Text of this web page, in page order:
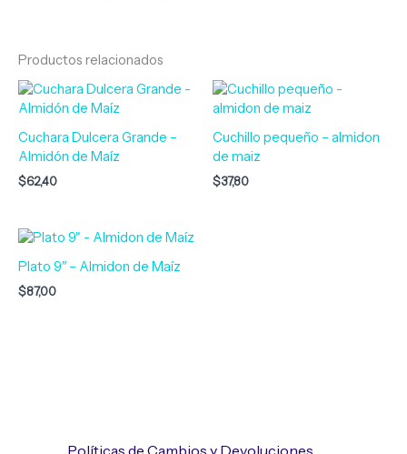
Productos relacionados
Cuchara Dulcera Grande –
Almidón de Maíz
$62,40
Cuchillo pequeño – almidon
de maiz
$37,80
Plato 9″ – Almidon de Maíz
$87,00
Políticas de Cambios y Devoluciones